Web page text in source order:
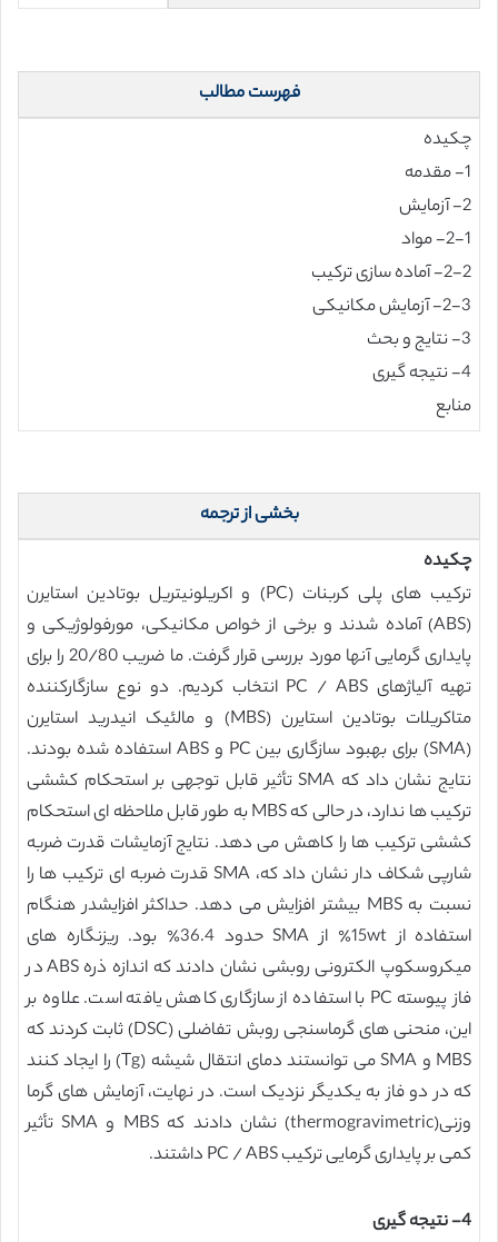
فهرست مطالب
چکیده
1- مقدمه
2- آزمایش
2-1- مواد
2-2- آماده سازی ترکیب
2-3- آزمایش مکانیکی
3- نتایج و بحث
4- نتیجه گیری
منابع
بخشی از ترجمه
چکیده
ترکیب های پلی کربنات (PC) و اکریلونیتریل بوتادین استایرن
(ABS) آماده شدند و برخی از خواص مکانیکی، مورفولوژیکی و
پایداری گرمایی آنها مورد بررسی قرار گرفت. ما ضریب 20/80 را برای
تهیه آلیاژهای PC / ABS انتخاب کردیم. دو نوع سازگارکننده
متاکریلات بوتادین استایرن (MBS) و مالئیک انیدرید استایرن
(SMA) برای بهبود سازگاری بین PC و ABS استفاده شده بودند.
نتایج نشان داد که SMA تأثیر قابل توجهی بر استحکام کششی
ترکیب ها ندارد، در حالی که MBS به طور قابل ملاحظه ای استحکام
کششی ترکیب ها را کاهش می دهد. نتایج آزمایشات قدرت ضربه
شارپی شکاف دار نشان داد که، SMA قدرت ضربه ای ترکیب ها را
نسبت به MBS بیشتر افزایش می دهد. حداکثر افزایشدر هنگام
استفاده از 15wt٪ از SMA حدود 36.4٪ بود. ریزنگاره های
میکروسکوپ الکترونی روبشی نشان دادند که اندازه ذره ABS در
فاز پیوسته PC با استفاده از سازگاری کاهش یافته است. علاوه بر
این، منحنی های گرماسنجی روبش تفاضلی (DSC) ثابت کردند که
MBS و SMA می توانستند دمای انتقال شیشه (Tg) را ایجاد کنند
که در دو فاز به یکدیگر نزدیک است. در نهایت، آزمایش های گرما
وزنی(thermogravimetric) نشان دادند که MBS و SMA تأثیر
کمی بر پایداری گرمایی ترکیب PC / ABS داشتند.
4- نتیجه گیری